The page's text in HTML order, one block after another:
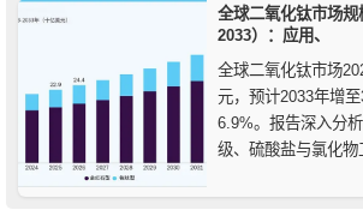
全球二氧化钛市场
2033）：应用、
全球二氧化钛市场
元，预计2033年增
6.9%。报告深入分
级、硫酸盐与氯化
展趋势。